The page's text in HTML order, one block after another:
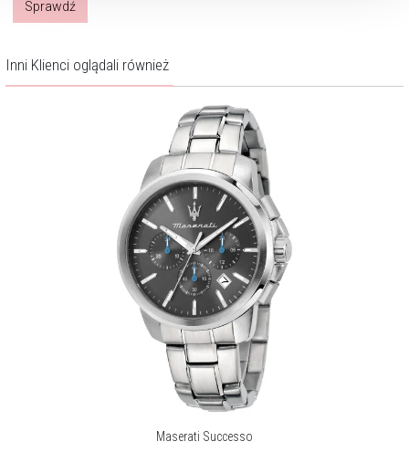
Sprawdź
Inni Klienci oglądali również
Maserati Successo